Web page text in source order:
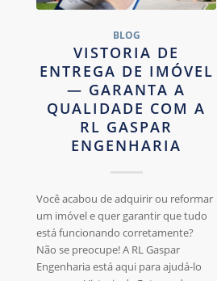
BLOG
VISTORIA DE
ENTREGA DE IMÓVEL
— GARANTA A
QUALIDADE COM A
RL GASPAR
ENGENHARIA
Você acabou de adquirir ou reformar
um imóvel e quer garantir que tudo
está funcionando corretamente?
Não se preocupe! A RL Gaspar
Engenharia está aqui para ajudá-lo